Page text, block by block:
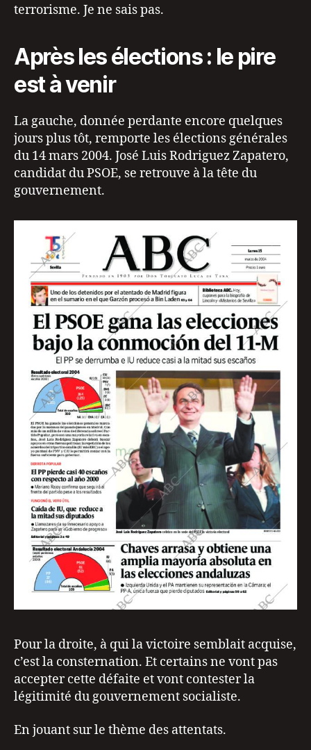
terrorisme. Je ne sais pas.
Après les élections : le pire
est à venir
La gauche, donnée perdante encore quelques
jours plus tôt, remporte les élections générales
du 14 mars 2004. José Luis Rodriguez Zapatero,
candidat du PSOE, se retrouve à la tête du
gouvernement.
Pour la droite, à qui la victoire semblait acquise,
c’est la consternation. Et certains ne vont pas
accepter cette défaite et vont contester la
légitimité du gouvernement socialiste.
En jouant sur le thème des attentats.